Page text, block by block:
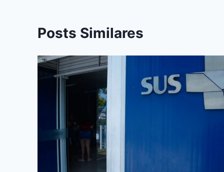
Posts Similares